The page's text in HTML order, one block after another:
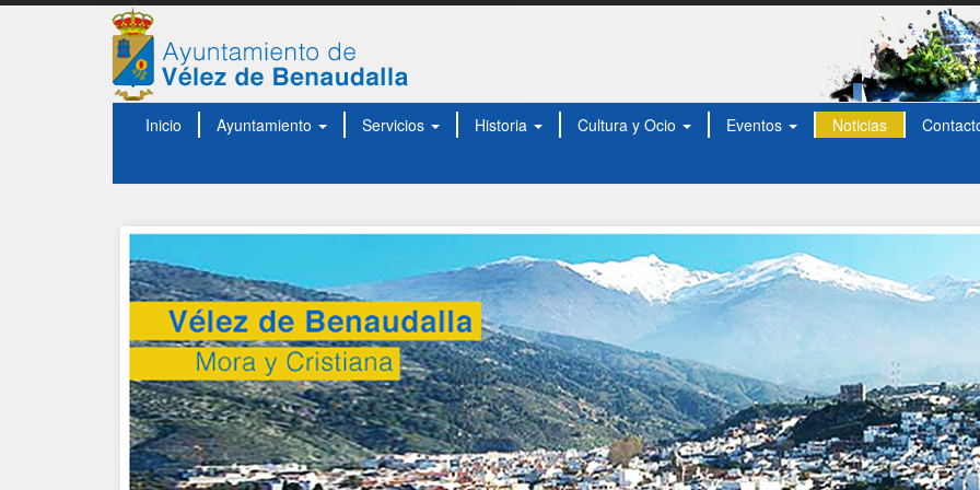
Inicio Ayuntamiento Servicios Historia Cultura y Ocio Eventos Noticias